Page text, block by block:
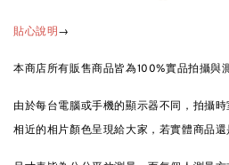
貼心說明→
本商店所有販售商品皆為100%實品拍攝與
由於每台電腦或手機的顯示器不同，拍攝
相近的相片顏色呈現給大家，若實體商品還